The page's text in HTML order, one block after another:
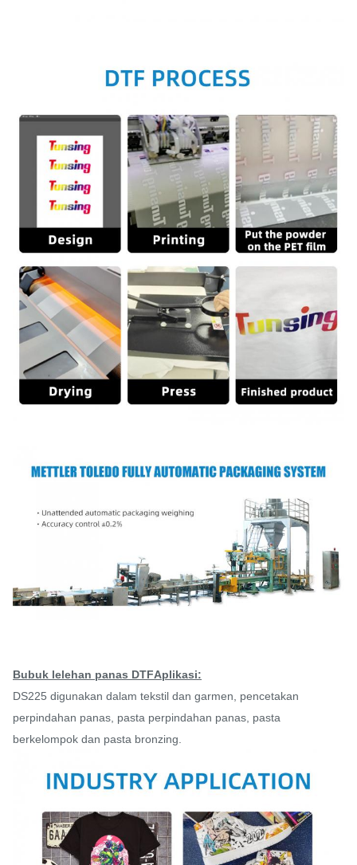
Bubuk lelehan panas DTFAplikasi:
DS225 digunakan dalam tekstil dan garmen, pencetakan
perpindahan panas, pasta perpindahan panas, pasta
berkelompok dan pasta bronzing.